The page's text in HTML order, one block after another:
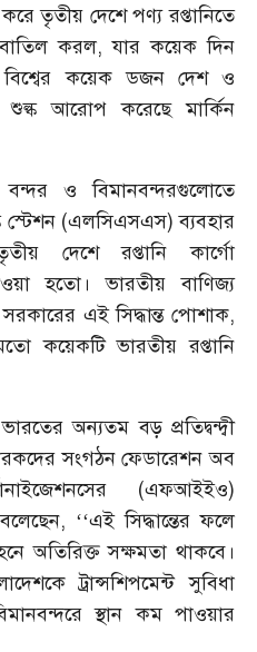
তৃতীয় দেশে পণ্য রপ্তানিতে
বাতিল করল, যার কয়েক দিন
কয়েক ডজন দেশ ও
শুল্ক আরোপ করেছে মার্কিন
বন্দর ও বিমানবন্দরগুলোতে
স্টেশন (এলসিএসএস) ব্যবহার
দেশে রপ্তানি কার্গো
হতো। ভারতীয় বাণিজ্য
এই সিদ্ধান্ত পোশাক,
কয়েকটি ভারতীয় রপ্তানি
অন্যতম বড় প্রতিদ্বন্দ্বী
সংগঠন ফেডারেশন অব
(এফআইইও)
‘‘এই সিদ্ধান্তের ফলে
অতিরিক্ত সক্ষমতা থাকবে।
ট্রান্সশিপমেন্ট সুবিধা
স্থান কম পাওয়ার